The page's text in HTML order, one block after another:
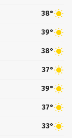
38°
39°
38°
37°
39°
37°
33°